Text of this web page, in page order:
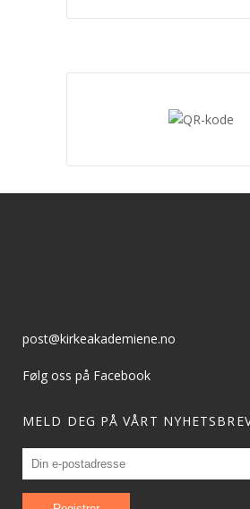
post@kirkeakademiene.no
Følg oss på Facebook
MELD DEG PÅ VÅRT